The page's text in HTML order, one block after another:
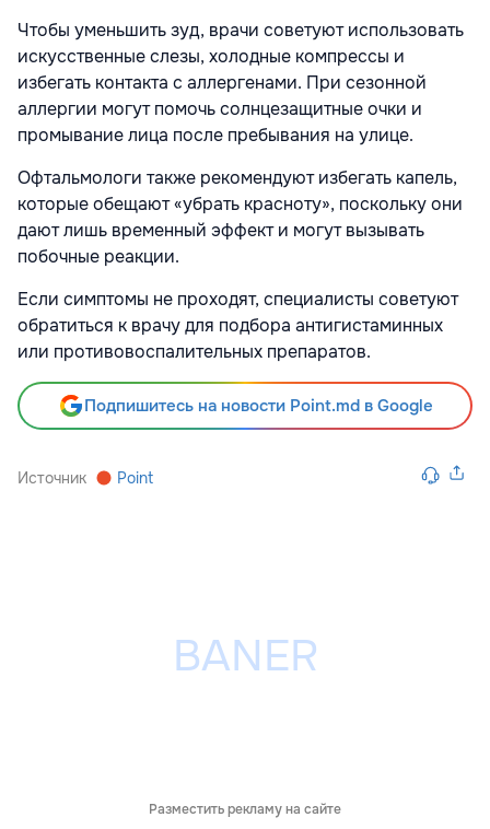
Чтобы уменьшить зуд, врачи советуют использовать
искусственные слезы, холодные компрессы и
избегать контакта с аллергенами. При сезонной
аллергии могут помочь солнцезащитные очки и
промывание лица после пребывания на улице.
Офтальмологи также рекомендуют избегать капель,
которые обещают «убрать красноту», поскольку они
дают лишь временный эффект и могут вызывать
побочные реакции.
Если симптомы не проходят, специалисты советуют
обратиться к врачу для подбора антигистаминных
или противовоспалительных препаратов.
Подпишитесь на новости Point.md в Google
Источник Point
Разместить рекламу на сайте